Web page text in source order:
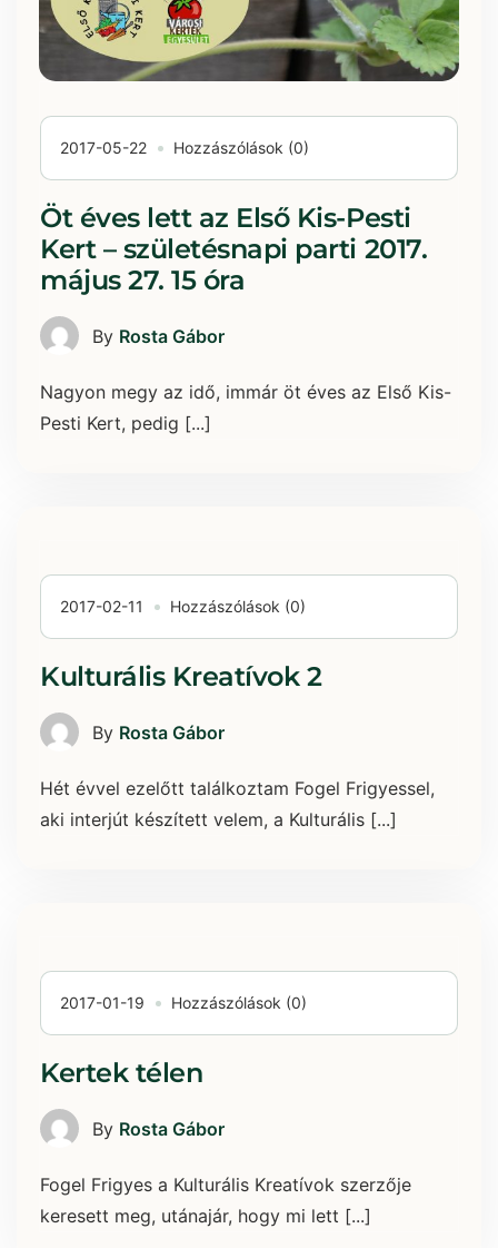
2017-05-22 Hozzászólások (0)
Öt éves lett az Első Kis-Pesti
Kert – születésnapi parti 2017.
május 27. 15 óra
By Rosta Gábor
Nagyon megy az idő, immár öt éves az Első Kis-
Pesti Kert, pedig [...]
2017-02-11 Hozzászólások (0)
Kulturális Kreatívok 2
By Rosta Gábor
Hét évvel ezelőtt találkoztam Fogel Frigyessel,
aki interjút készített velem, a Kulturális [...]
2017-01-19 Hozzászólások (0)
Kertek télen
By Rosta Gábor
Fogel Frigyes a Kulturális Kreatívok szerzője
keresett meg, utánajár, hogy mi lett [...]